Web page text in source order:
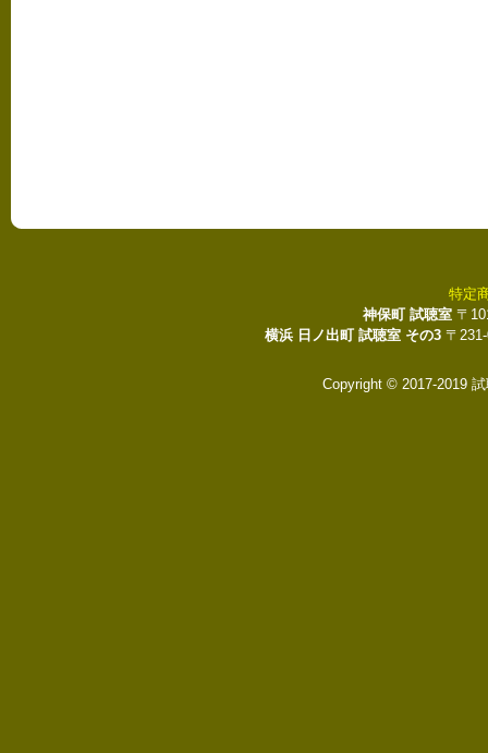
特定
神保町 試聴室 〒
横浜 日ノ出町 試聴室 その3 〒
Copyright © 2017-2019